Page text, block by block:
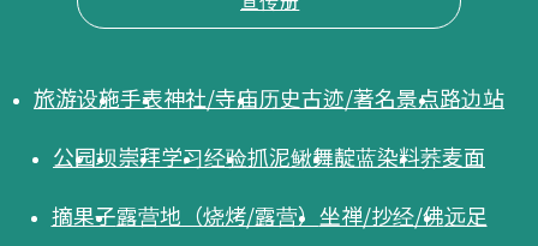
旅游设施手表神社/寺庙历史古迹/著名景点路边站
公园坝崇拜学习经验抓泥鳅舞靛蓝染料荞麦面
摘果子露营地（烧烤/露营） 坐禅/抄经/佛远足